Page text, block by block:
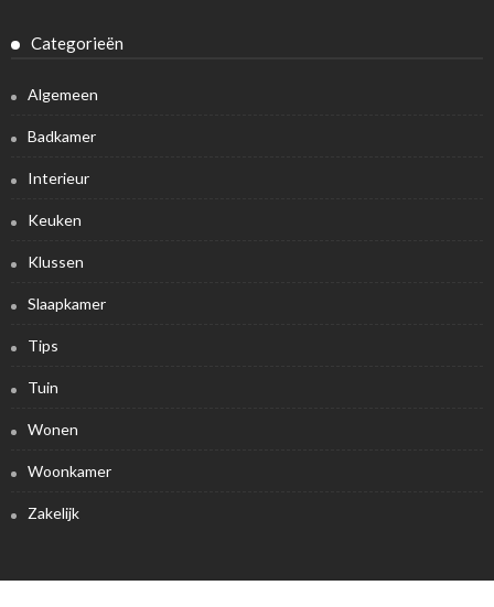
Categorieën
Algemeen
Badkamer
Interieur
Keuken
Klussen
Slaapkamer
Tips
Tuin
Wonen
Woonkamer
Zakelijk